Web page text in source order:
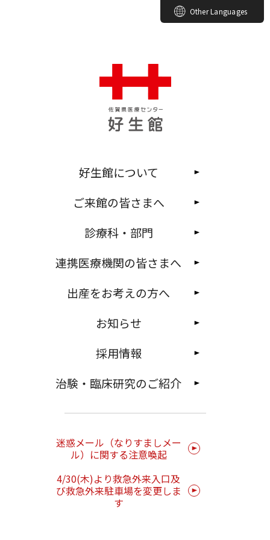
Other Languages
好生館について
ご来館の皆さまへ
診療科・部門
連携医療機関の皆さまへ
出産をお考えの方へ
お知らせ
採用情報
治験・臨床研究のご紹介
迷惑メール（なりすましメー
ル）に関する注意喚起
4/30(木)より救急外来入口及
び救急外来駐車場を変更しま
す